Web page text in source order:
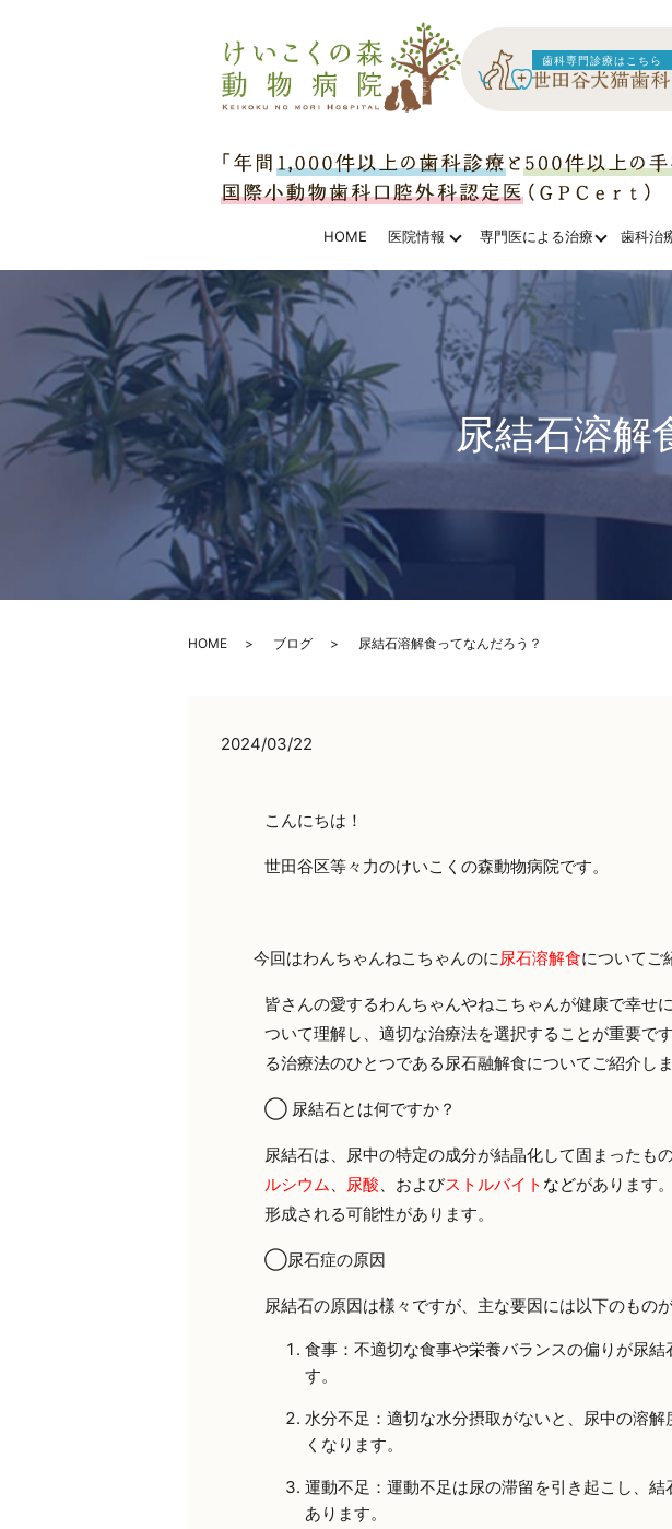
歯科専門診療はこちら
HOME 医院情報 専門医による治療 歯科治
尿結石溶解
HOME ブログ 尿結石溶解食ってなんだろう？
2024/03/22
こんにちは！
世田谷区等々力のけいこくの森動物病院です。
今回はわんちゃんねこちゃんのに尿石溶解食についてご
皆さんの愛するわんちゃんやねこちゃんが健康で幸せ
ついて理解し、適切な治療法を選択することが重要で
る治療法のひとつである尿石融解食についてご紹介し
◯ 尿結石とは何ですか？
尿結石は、尿中の特定の成分が結晶化して固まったも
ルシウム、 尿酸、およびストルバイト などがあります
形成される可能性があります。
◯尿石症の原因
尿結石の原因は様々ですが、主な要因には以下のもの
食事：不適切な食事や栄養バランスの偏りが尿
す。
水分不足：適切な水分摂取がないと、尿中の溶
くなります。
運動不足：運動不足は尿の滞留を引き起こし、
あります。